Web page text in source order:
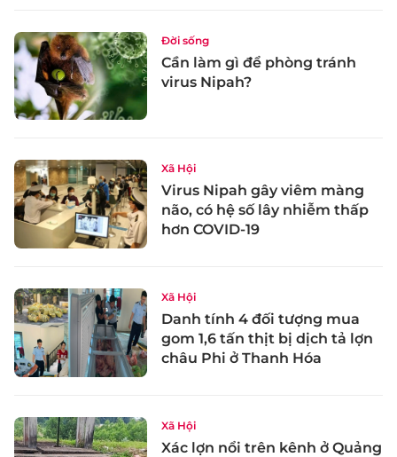
Đời sống
Cần làm gì để phòng tránh
virus Nipah?
Xã Hội
Virus Nipah gây viêm màng
não, có hệ số lây nhiễm thấp
hơn COVID-19
Xã Hội
Danh tính 4 đối tượng mua
gom 1,6 tấn thịt bị dịch tả lợn
châu Phi ở Thanh Hóa
Xã Hội
Xác lợn nổi trên kênh ở Quảng